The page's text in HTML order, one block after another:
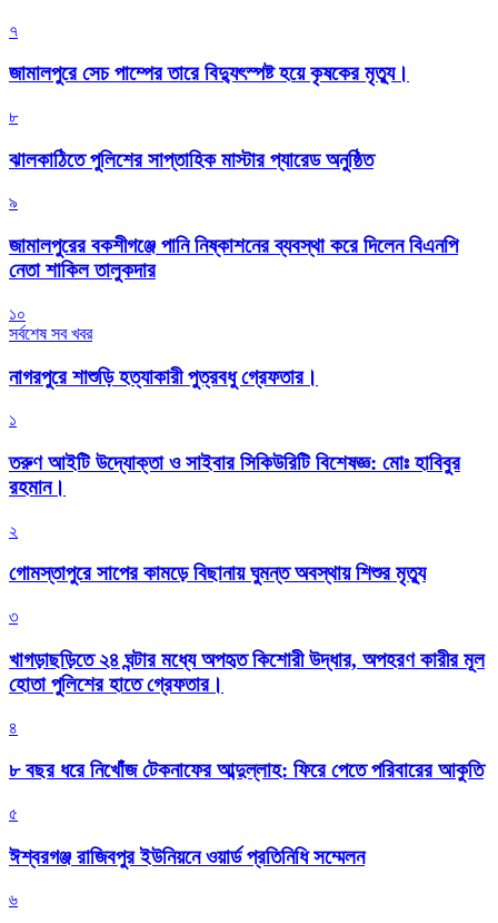
৭
জামালপুরে সেচ পাম্পের তারে বিদ্যুৎস্পষ্ট হয়ে কৃষকের মৃত্যু।
৮
‎ঝালকাঠিতে পুলিশের সাপ্তাহিক মাস্টার প্যারেড অনুষ্ঠিত
৯
জামালপুরের বকশীগঞ্জে পানি নিষ্কাশনের ব্যবস্থা করে দিলেন বিএনপি
নেতা শাকিল তালুকদার
১০
সর্বশেষ সব খবর
নাগরপুরে শাশুড়ি হত্যাকারী পুত্রবধু গ্রেফতার।
১
তরুণ আইটি উদ্যোক্তা ও সাইবার সিকিউরিটি বিশেষজ্ঞ: মোঃ হাবিবুর
রহমান।
২
গোমস্তাপুরে সাপের কামড়ে বিছানায় ঘুমন্ত অবস্থায় শিশুর মৃত্যু
৩
খাগড়াছড়িতে ২৪ ঘন্টার মধ্যে অপহৃত কিশোরী উদ্ধার, অপহরণ কারীর মূল
হোতা পুলিশের হাতে গ্রেফতার।
৪
৮ বছর ধরে নিখোঁজ টেকনাফের আব্দুল্লাহ: ফিরে পেতে পরিবারের আকুতি
৫
ঈশ্বরগঞ্জ রাজিবপুর ইউনিয়নে ওয়ার্ড প্রতিনিধি সম্মেলন
৬